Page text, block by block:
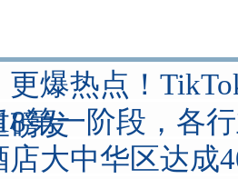
爆热点！
磅发
第一阶段，各
大中华区达成